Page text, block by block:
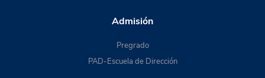
Admisión
Pregrado
PAD-Escuela de Dirección